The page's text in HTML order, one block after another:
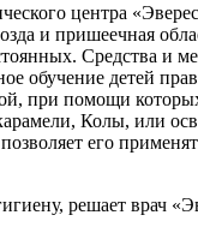
центра
и пришеечная
Средства и
обучение детей
при помощи
Колы, или
его
решает врач